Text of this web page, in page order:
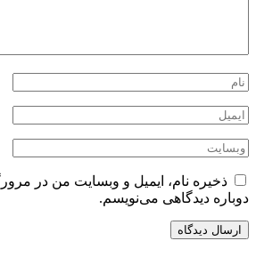
ذخیره نام، ایمیل و وبسایت من در
دوباره دیدگاهی می‌نویسم.